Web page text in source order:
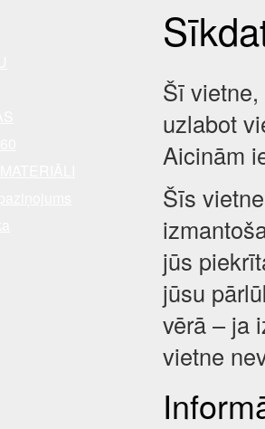
Šī
uzlabot
Aicinām
Šīs
jūs
jūsu
vērā – ja
vietne